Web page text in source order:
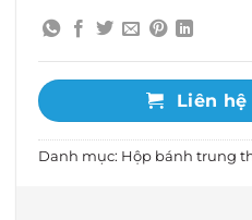
Liên
Danh mục: Hộp bánh trung